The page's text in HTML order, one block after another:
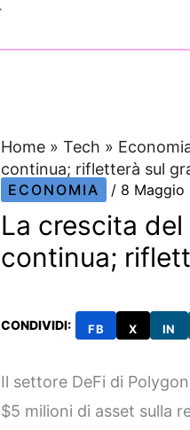
Home »Tech »
continua; rifletterà sul
ECONOMIA / 8 Maggio
La crescita
continua;
CONDIVIDI: FB X IN
Il settore DeFi di
$5 milioni di asset sulla